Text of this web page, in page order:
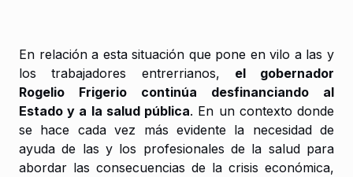
En relación a esta situación que pone en vilo a las y
los trabajadores entrerrianos, el gobernador
Rogelio Frigerio continúa desfinanciando al
Estado y a la salud pública. En un contexto donde
se hace cada vez más evidente la necesidad de
ayuda de las y los profesionales de la salud para
abordar las consecuencias de la crisis económica,